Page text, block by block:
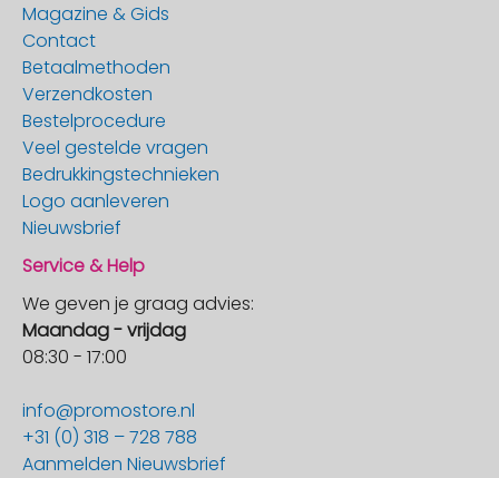
Magazine & Gids
Contact
Betaalmethoden
Verzendkosten
Bestelprocedure
Veel gestelde vragen
Bedrukkingstechnieken
Logo aanleveren
Nieuwsbrief
Service & Help
We geven je graag advies:
Maandag - vrijdag
08:30 - 17:00
info@promostore.nl
+31 (0) 318 – 728 788
Aanmelden Nieuwsbrief